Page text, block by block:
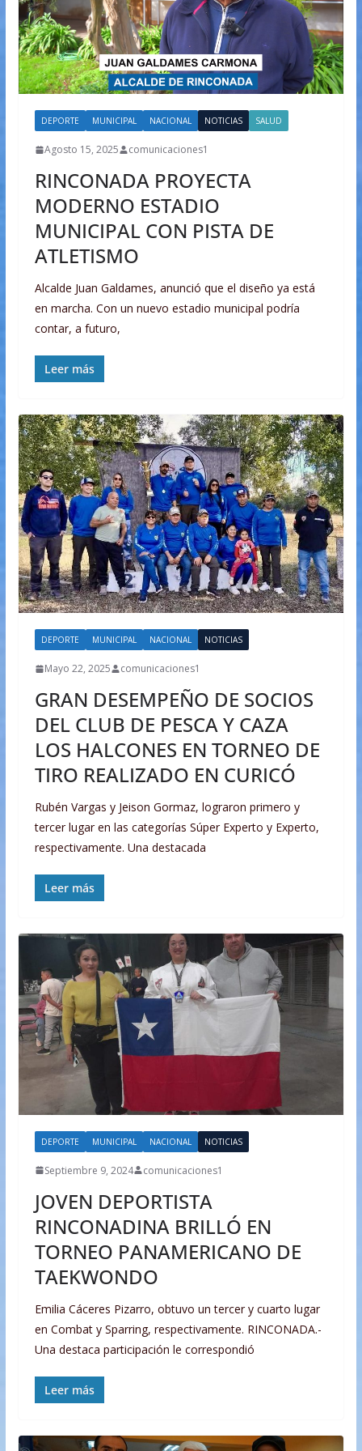
DEPORTE MUNICIPAL NACIONAL NOTICIAS SALUD
Agosto 15, 2025 comunicaciones1
RINCONADA PROYECTA
MODERNO ESTADIO
MUNICIPAL CON PISTA DE
ATLETISMO
Alcalde Juan Galdames, anunció que el diseño ya está
en marcha. Con un nuevo estadio municipal podría
contar, a futuro,
Leer más
DEPORTE MUNICIPAL NACIONAL NOTICIAS
Mayo 22, 2025 comunicaciones1
GRAN DESEMPEÑO DE SOCIOS
DEL CLUB DE PESCA Y CAZA
LOS HALCONES EN TORNEO DE
TIRO REALIZADO EN CURICÓ
Rubén Vargas y Jeison Gormaz, lograron primero y
tercer lugar en las categorías Súper Experto y Experto,
respectivamente. Una destacada
Leer más
DEPORTE MUNICIPAL NACIONAL NOTICIAS
Septiembre 9, 2024 comunicaciones1
JOVEN DEPORTISTA
RINCONADINA BRILLÓ EN
TORNEO PANAMERICANO DE
TAEKWONDO
Emilia Cáceres Pizarro, obtuvo un tercer y cuarto lugar
en Combat y Sparring, respectivamente. RINCONADA.-
Una destaca participación le correspondió
Leer más